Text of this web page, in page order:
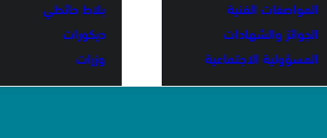
المواصفات الفنية
الجوائز والشهادات
المسؤولية الاجتماعية
بلاط حائطي
ديكورات
وزرات